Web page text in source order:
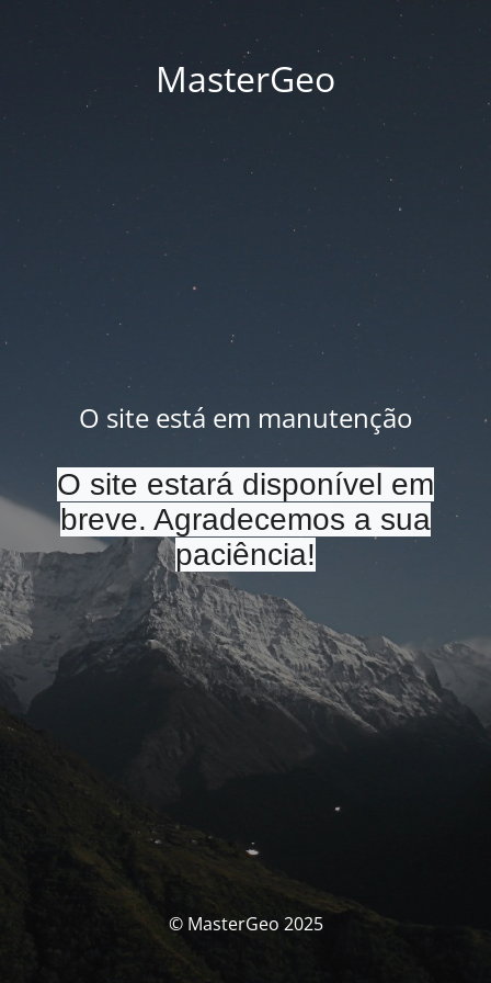
MasterGeo
O site está em manutenção
O site estará disponível em
breve. Agradecemos a sua
paciência!
© MasterGeo 2025